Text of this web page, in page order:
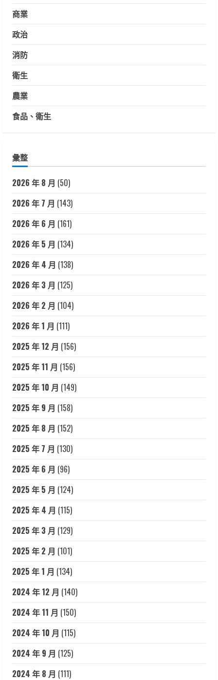
商業
政治
消防
衛生
農業
食品、衛生
彙整
2026 年 8 月 (50)
2026 年 7 月 (143)
2026 年 6 月 (161)
2026 年 5 月 (134)
2026 年 4 月 (138)
2026 年 3 月 (125)
2026 年 2 月 (104)
2026 年 1 月 (111)
2025 年 12 月 (156)
2025 年 11 月 (156)
2025 年 10 月 (149)
2025 年 9 月 (158)
2025 年 8 月 (152)
2025 年 7 月 (130)
2025 年 6 月 (96)
2025 年 5 月 (124)
2025 年 4 月 (115)
2025 年 3 月 (129)
2025 年 2 月 (101)
2025 年 1 月 (134)
2024 年 12 月 (140)
2024 年 11 月 (150)
2024 年 10 月 (115)
2024 年 9 月 (125)
2024 年 8 月 (111)